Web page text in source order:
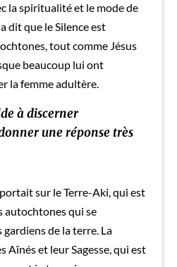
la spiritualité et le mode de
dit que le Silence est
tout comme Jésus
beaucoup lui ont
la femme adultère.
à discerner
une réponse très
sur le Terre-Aki, qui est
qui se
de la terre. La
Aînés et leur Sagesse, qui est